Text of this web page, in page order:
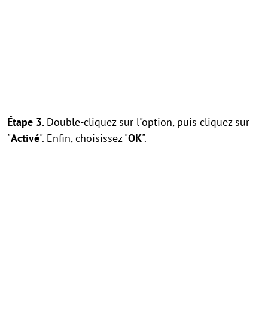
Étape 3. Double-cliquez sur l"option, puis cliquez sur
"Activé". Enfin, choisissez "OK".